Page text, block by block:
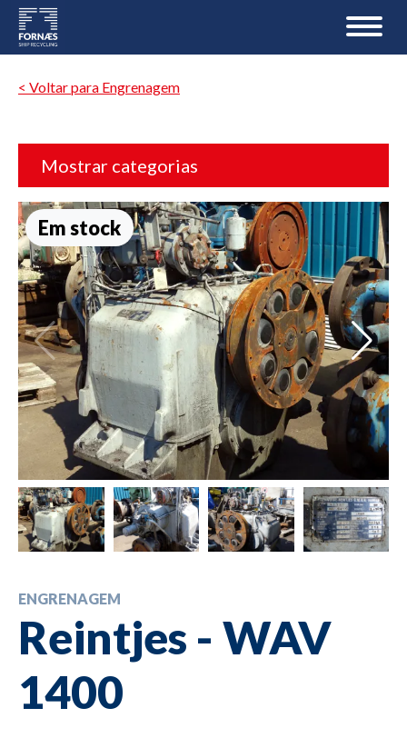
< Voltar para Engrenagem
Mostrar categorias
Em stock
ENGRENAGEM
Reintjes - WAV
1400